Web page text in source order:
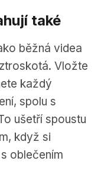
také
běžná videa
Vložte
každý
spolu s
ušetří spoustu
když si
oblečením